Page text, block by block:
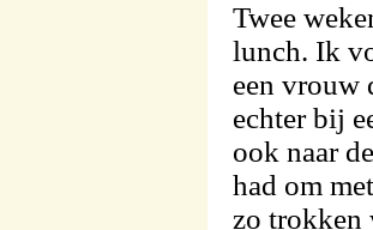
Twee
lunch. Ik
een vrouw
echter bij
ook naar
had om
zo trokken